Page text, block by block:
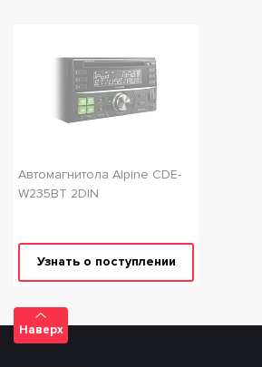
Автомагнитола Alpine CDE-
W235BT 2DIN
Узнать о поступлении
Наверх